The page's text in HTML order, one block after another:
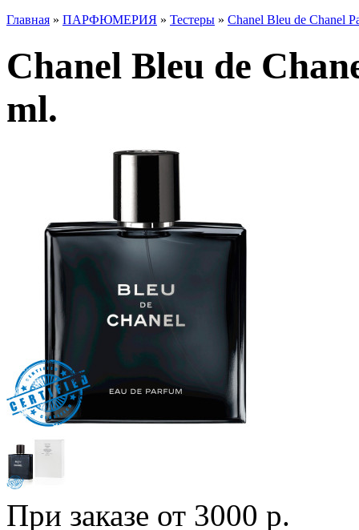
Главная » ПАРФЮМЕРИЯ » Тестеры » Chanel Bleu de Chanel
Chanel Bleu de
ml.
При заказе от 3000 р.